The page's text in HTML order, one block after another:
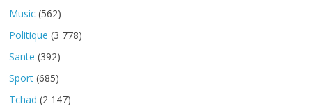
Music (562)
Politique (3 778)
Sante (392)
Sport (685)
Tchad (2 147)